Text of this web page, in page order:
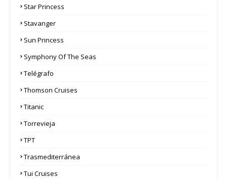
Star Princess
Stavanger
Sun Princess
Symphony Of The Seas
Telégrafo
Thomson Cruises
Titanic
Torrevieja
TPT
Trasmediterránea
Tui Cruises